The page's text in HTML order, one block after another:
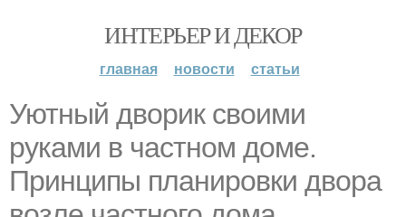
ИНТЕРЬЕР И ДЕКОР
главная новости статьи
Уютный дворик своими
руками в частном доме.
Принципы планировки двора